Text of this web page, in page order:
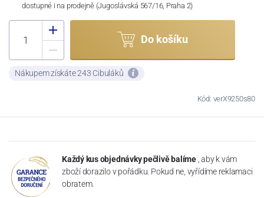
dostupné i na prodejně (Jugoslávská 567/16, Praha 2)
Do košíku
Nákupem získáte 243 Cibuláků
Kód: verX9250s80
Každý kus objednávky pečlivě balíme , aby k vám
zboží dorazilo v pořádku. Pokud ne, vyřídíme reklamaci
obratem.